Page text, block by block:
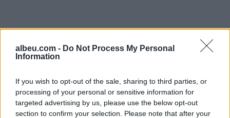
albeu.com - Do Not Process My Personal
Information
If you wish to opt-out of the sale, sharing to third parties, or
processing of your personal or sensitive information for
targeted advertising by us, please use the below opt-out
section to confirm your selection. Please note that after your